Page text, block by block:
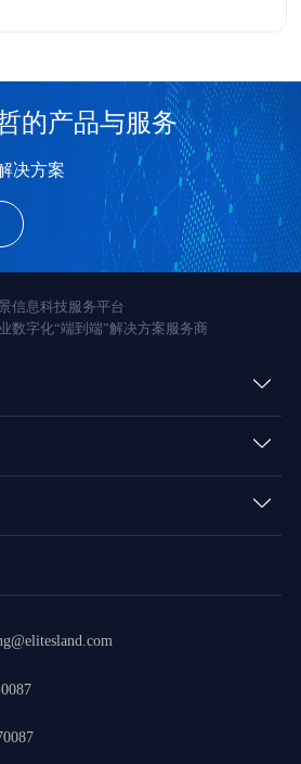
的产品与服务
决方案
信息科技服务平台
数字化“端到端”解决方案服务商